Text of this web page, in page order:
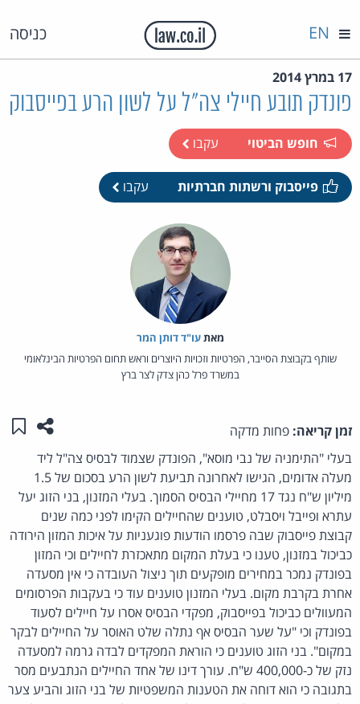
כניסה EN
17 במרץ 2014
פונדק תובע חיילי צה"ל על לשון הרע בפייסבוק
חופש הביטוי עקבו
פייסבוק ורשתות חברתיות עקבו
מאת‏עו"ד דותן המר
שותף בקבוצת הסייבר, הפרטיות וזכויות היוצרים וראש תחום הפרטיות הבינלאומי
במשרד פרל כהן צדק לצר ברץ
זמן קריאה: פחות מדקה שתפו
בעלי "התימניה של נבי מוסא", הפונדק שצמוד לבסיס צה"ל ליד
מעלה אדומים, הגישו לאחרונה תביעת לשון הרע בסכום של 1.5
מיליון ש"ח נגד 17 מחיילי הבסיס הסמוך. בעלי המזנון, בני הזוג
יעל
עתרא ופייבל ויסבלט, טוענים שהחיילים הקימו לפני כמה שנים
קבוצת פייסבוק שבה פרסמו הודעות פוגעניות על איכות המזון הירודה
כביכול במזנון, טענו כי בעלת המקום מתאכזרת לחיילים וכי המזון
בפונדק נמכר במחירים מופקעים תוך ניצול העובדה כי אין מסעדה
אחרת בקרבת מקום. בעלי המזנון טוענים עוד כי בעקבות הפרסומים
המעוולים כביכול בפייסבוק, מפקדי הבסיס אסרו על חיילים לסעוד
בפונדק וכי "על שער הבסיס אף נתלה שלט האוסר על החיילים לבקר
במקום". בני הזוג טוענים כי הוראת המפקדים לבדה גרמה למסעדה
נזק של כ-400,000 ש"ח. עורך דינו של אחד החיילים הנתבעים מסר
בתגובה כי הוא דוחה את הטענות המשפטיות של בני הזוג והביע צער